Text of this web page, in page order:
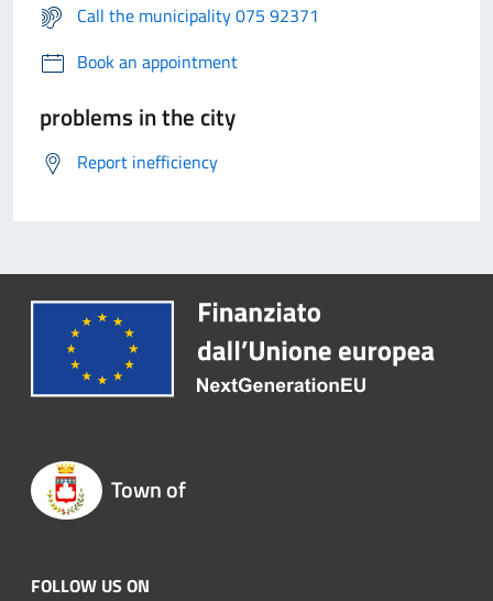
Call the municipality 075 92371
Book an appointment
problems in the city
Report inefficiency
Town of
FOLLOW US ON